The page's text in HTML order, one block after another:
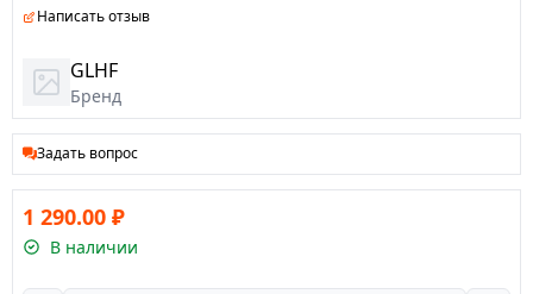
Написать отзыв
GLHF
Бренд
Задать вопрос
1 290.00 ₽
В наличии